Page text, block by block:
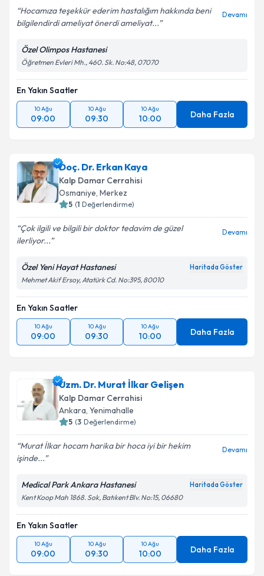
Hocamıza teşekkür ederim hastalığım hakkında beni
bilgilendirdi ameliyat önerdi ameliyat...
Devamı
Özel Olimpos Hastanesi
Öğretmen Evleri Mh., 460. Sk. No:48, 07070
En Yakın Saatler
10 Ağu
09:00
10 Ağu
09:30
10 Ağu
10:00 Daha Fazla
Doç. Dr. Erkan Kaya
Kalp Damar Cerrahisi
Osmaniye, Merkez
5 (1 Değerlendirme)
Çok ilgili ve bilgili bir doktor tedavim de güzel
ilerliyor...
Devamı
Özel Yeni Hayat Hastanesi Haritada Göster
Mehmet Akif Ersoy, Atatürk Cd. No:395, 80010
En Yakın Saatler
10 Ağu
09:00
10 Ağu
09:30
10 Ağu
10:00 Daha Fazla
Uzm. Dr. Murat İlkar Gelişen
Kalp Damar Cerrahisi
Ankara, Yenimahalle
5 (3 Değerlendirme)
Murat İlkar hocam harika bir hoca iyi bir hekim
işinde...
Devamı
Medical Park Ankara Hastanesi Haritada Göster
Kent Koop Mah 1868. Sok, Batıkent Blv. No:15, 06680
En Yakın Saatler
10 Ağu
09:00
10 Ağu
09:30
10 Ağu
10:00 Daha Fazla